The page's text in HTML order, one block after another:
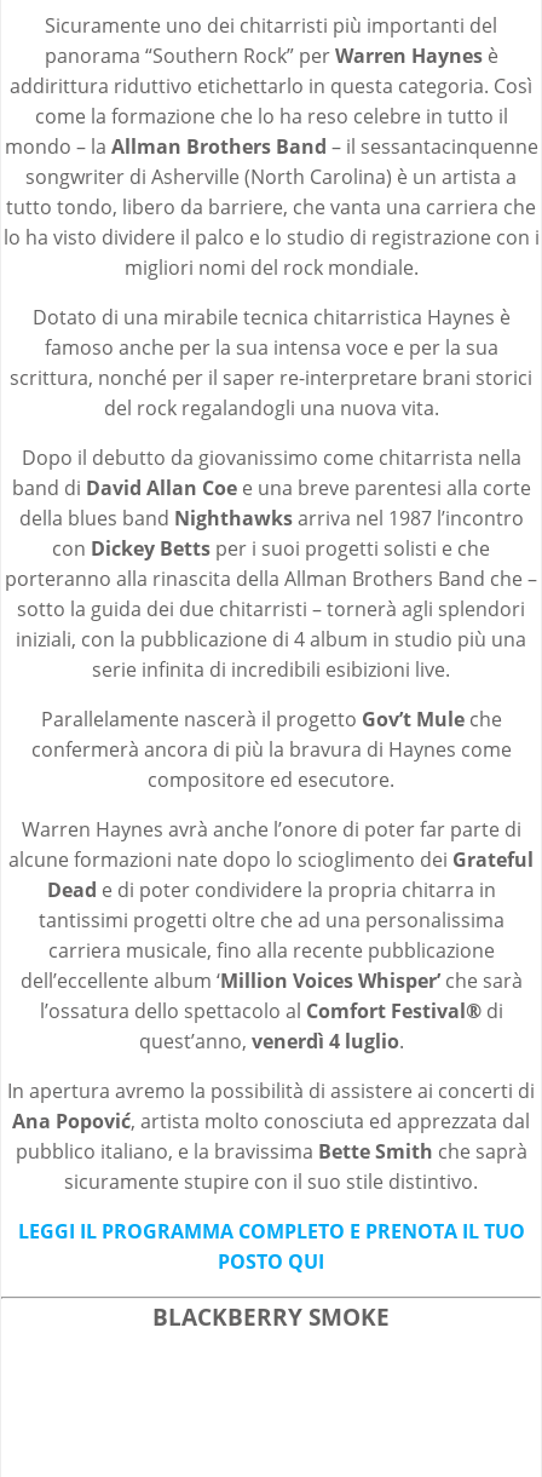
Sicuramente uno dei chitarristi più importanti del
panorama “Southern Rock” perWarren Haynesè
addirittura riduttivo etichettarlo in questa categoria. Così
come la formazione che lo ha reso celebre in tutto il
mondo – la Allman Brothers Band – il sessantacinquenne
songwriter di Asherville (North Carolina) è un artista a
tutto tondo, libero da barriere, che vanta una carriera che
lo ha visto dividere il palco e lo studio di registrazione con i
migliori nomi del rock mondiale.
Dotato di una mirabile tecnica chitarristica Haynes è
famoso anche per la sua intensa voce e per la sua
scrittura, nonché per il saper re-interpretare brani storici
del rock regalandogli una nuova vita.
Dopo il debutto da giovanissimo come chitarrista nella
band di David Allan Coee una breve parentesi alla corte
della blues band Nighthawksarriva nel 1987 l’incontro
con Dickey Betts per i suoi progetti solisti e che
porteranno alla rinascita della Allman Brothers Band che –
sotto la guida dei due chitarristi – tornerà agli splendori
iniziali, con la pubblicazione di 4 album in studio più una
serie infinita di incredibili esibizioni live.
Parallelamente nascerà il progetto Gov’t Muleche
confermerà ancora di più la bravura di Haynes come
compositore ed esecutore.
Warren Haynes avrà anche l’onore di poter far parte di
alcune formazioni nate dopo lo scioglimento dei Grateful
Dead e di poter condividere la propria chitarra in
tantissimi progetti oltre che ad una personalissima
carriera musicale, fino alla recente pubblicazione
dell’eccellente album ‘Million Voices Whisper’che sarà
l’ossatura dello spettacolo al Comfort Festival®di
quest’anno, venerdì 4 luglio.
In apertura avremo la possibilità di assistere ai concerti di
Ana Popović, artista molto conosciuta ed apprezzata dal
pubblico italiano, e la bravissima Bette Smith che saprà
sicuramente stupire con il suo stile distintivo.
LEGGI IL PROGRAMMA COMPLETO E PRENOTA IL TUO
POSTO QUI
BLACKBERRY SMOKE